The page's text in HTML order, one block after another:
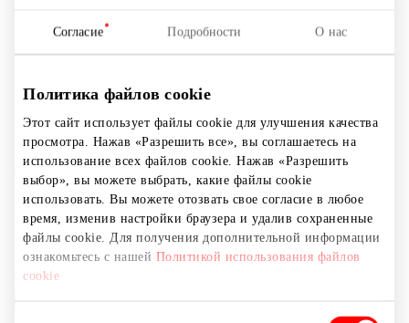
Согласие Подробности О нас
Политика файлов cookie
Этот сайт использует файлы cookie для улучшения качества
просмотра. Нажав «Разрешить все», вы соглашаетесь на
использование всех файлов cookie. Нажав «Разрешить
выбор», вы можете выбрать, какие файлы cookie
использовать. Вы можете отозвать свое согласие в любое
время, изменив настройки браузера и удалив сохраненные
файлы cookie. Для получения дополнительной информации
ознакомьтесь с нашей Политикой использования файлов
cookie
Новые детские площадки расположены на пл.
Lietuvininkų, возле ресторана самообслуживания
Площадки безплатные, открыты в рабочее время ТЦ
– ежедневно с 8:00. что в 22:00.
Желаем нашим маленьким посетителям весело
провести время на новых игровых площадках!
Напоминаем сопровождающим их родственникам, что
на площадкaх услуги по присмотру за детьми не
предоставляются, поэтому ответственность за
безопасность и правильное поведение детей несут
родители или опекуны.